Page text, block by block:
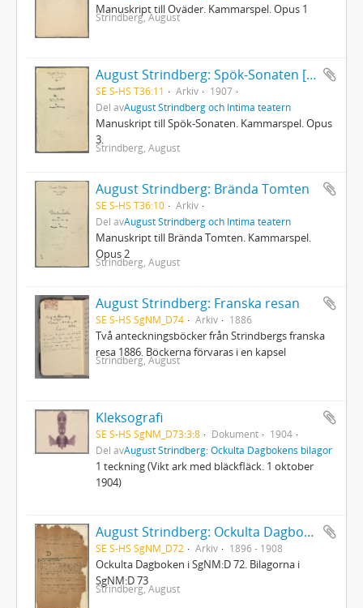
Manuskript till Oväder. Kammarspel. Opus 1
Strindberg, August
August Strindberg: Spök-Sonaten [Spöksonaten]
SE S-HS T36:11 Arkiv
1907
Del avAugust Strindberg och Intima teatern
Manuskript till Spök-Sonaten. Kammarspel. Opus
3.
Strindberg, August
August Strindberg: Brända Tomten
SE S-HS T36:10
Arkiv
Del avAugust Strindberg och Intima teatern
Manuskript till Brända Tomten. Kammarspel.
Opus 2
Strindberg, August
August Strindberg: Franska resan
SE S-HS SgNM_D74 Arkiv 1886
Två anteckningsböcker från Strindbergs franska
resa 1886. Böckerna förvaras i en kapsel
Strindberg, August
Kleksografi
SE S-HS SgNM_D73:3:8 Dokument
1904
Del avAugust Strindberg: Ockulta Dagbokens bilagor
1 teckning (Vikt ark med bläckfläck. 1 oktober
1904)
August Strindberg: Ockulta Dagboken
SE S-HS SgNM_D72 Arkiv 1896 - 1908
Ockulta Dagboken i SgNM:D 72. Bilagorna i
SgNM:D 73
Strindberg, August